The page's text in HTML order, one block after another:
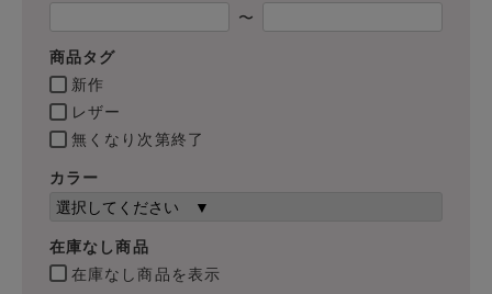
〜
商品タグ
新作
レザー
無くなり次第終了
カラー
在庫なし商品
在庫なし商品を表示